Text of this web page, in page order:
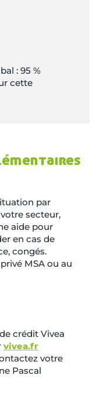
: 95 %
cette
par
secteur,
aide pour
en cas de
congés.
MSA ou au
crédit Vivea
vivea.fr
votre
Pascal